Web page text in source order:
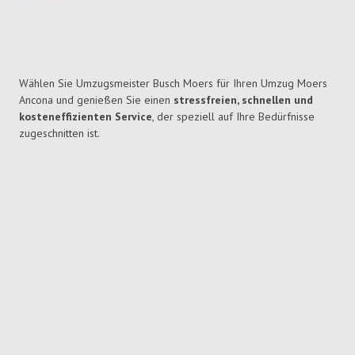
Wählen Sie Umzugsmeister Busch Moers für Ihren Umzug Moers
Ancona und genießen Sie einen stressfreien, schnellen und
kosteneffizienten Service, der speziell auf Ihre Bedürfnisse
zugeschnitten ist.